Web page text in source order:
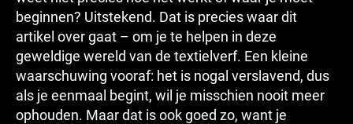
beginnen? Uitstekend. Dat is precies waar dit
artikel over gaat – om je te helpen in deze
geweldige wereld van de textielverf. Een kleine
waarschuwing vooraf: het is nogal verslavend, dus
als je eenmaal begint, wil je misschien nooit meer
ophouden. Maar dat is ook goed zo, want je